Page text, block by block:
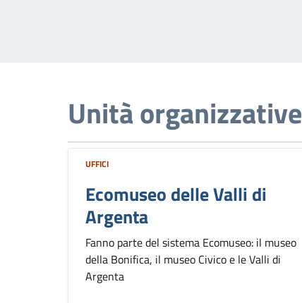
Unità organizzative
UFFICI
Ecomuseo delle Valli di
Argenta
Fanno parte del sistema Ecomuseo: il museo
della Bonifica, il museo Civico e le Valli di
Argenta